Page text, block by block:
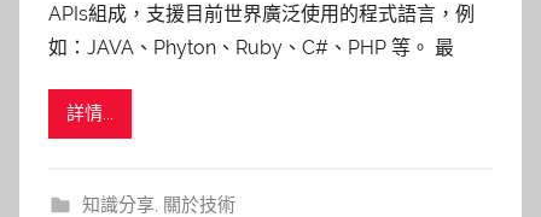
APIs組成，支援目前世界廣泛使用的程式語言，例
如：JAVA、Phyton、Ruby、C#、PHP 等。 最
詳情...
知識分享, 關於技術